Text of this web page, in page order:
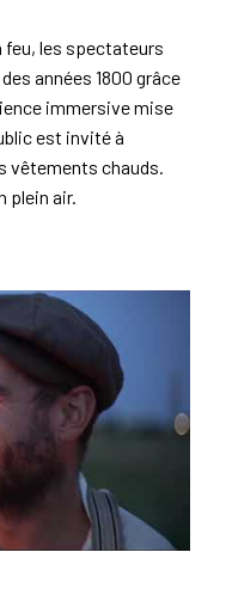
feu, les spectateurs
années 1800 grâce
immersive mise
est invité à
vêtements chauds.
plein air.